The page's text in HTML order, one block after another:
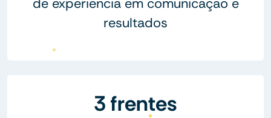
resultados
3 frentes